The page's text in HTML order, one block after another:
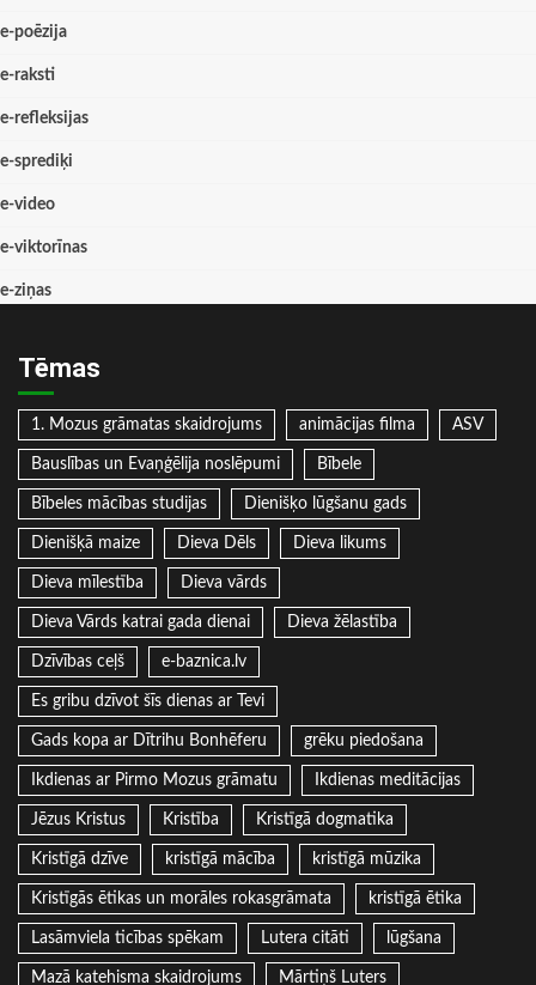
e-poēzija
e-raksti
e-refleksijas
e-sprediķi
e-video
e-viktorīnas
e-ziņas
Tēmas
1. Mozus grāmatas skaidrojums animācijas filma ASV
Bauslības un Evaņģēlija noslēpumi Bībele
Bībeles mācības studijas Dienišķo lūgšanu gads
Dienišķā maize Dieva Dēls Dieva likums
Dieva mīlestība Dieva vārds
Dieva Vārds katrai gada dienai Dieva žēlastība
Dzīvības ceļš e-baznica.lv
Es gribu dzīvot šīs dienas ar Tevi
Gads kopa ar Dītrihu Bonhēferu grēku piedošana
Ikdienas ar Pirmo Mozus grāmatu Ikdienas meditācijas
Jēzus Kristus Kristība Kristīgā dogmatika
Kristīgā dzīve kristīgā mācība kristīgā mūzika
Kristīgās ētikas un morāles rokasgrāmata kristīgā ētika
Lasāmviela ticības spēkam Lutera citāti lūgšana
Mazā katehisma skaidrojums Mārtiņš Luters